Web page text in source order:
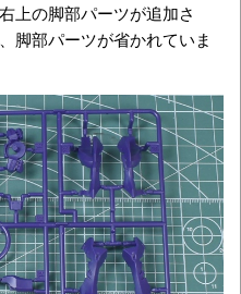
上の脚部パーツが追加さ
脚部パーツが省かれていま